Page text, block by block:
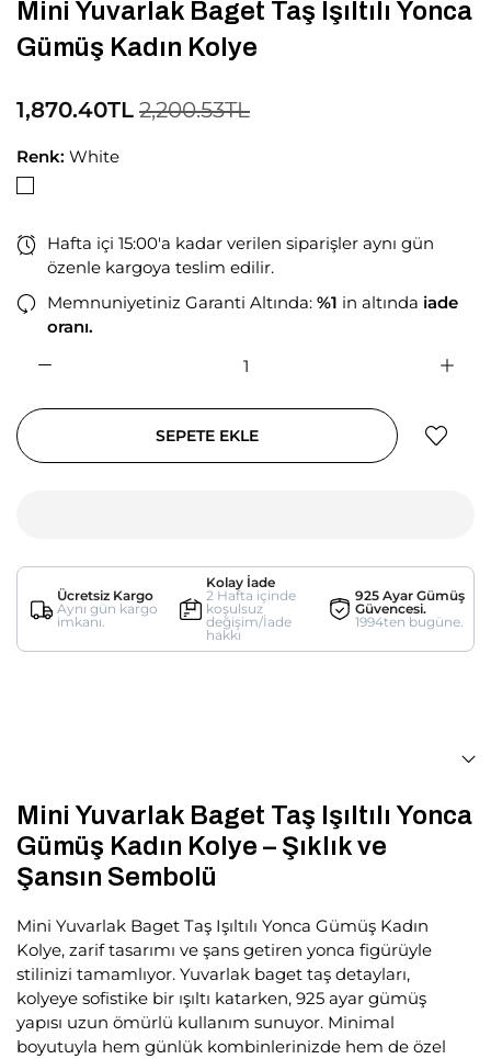
Mini Yuvarlak Baget Taş Işıltılı Yonca
Gümüş Kadın Kolye
1,870.40TL 2,200.53TL
Renk: White
Hafta içi 15:00'a kadar verilen siparişler aynı gün
özenle kargoya teslim edilir.
Memnuniyetiniz Garanti Altında: %1 in altında iade
oranı.
SEPETE EKLE
Ücretsiz Kargo
Aynı gün kargo
imkanı.
Kolay İade
2 Hafta içinde
koşulsuz
değişim/İade
hakkı
925 Ayar Gümüş
Güvencesi.
1994ten bugüne.
Mini Yuvarlak Baget Taş Işıltılı Yonca
Gümüş Kadın Kolye – Şıklık ve
Şansın Sembolü
Mini Yuvarlak Baget Taş Işıltılı Yonca Gümüş Kadın
Kolye, zarif tasarımı ve şans getiren yonca figürüyle
stilinizi tamamlıyor. Yuvarlak baget taş detayları,
kolyeye sofistike bir ışıltı katarken, 925 ayar gümüş
yapısı uzun ömürlü kullanım sunuyor. Minimal
boyutuyla hem günlük kombinlerinizde hem de özel